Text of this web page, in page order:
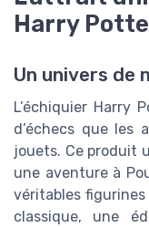
Harry
Un univers de
L’échiquier Harry
d’échecs que les
jouets. Ce produit
une aventure à
véritables figurines
classique, une